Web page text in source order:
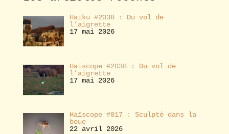
Haïku #2038 : Du vol de
l’aigrette
17 mai 2026
Haïscope #2038 : Du vol de
l’aigrette
17 mai 2026
Haïscope #817 : Sculpté dans la
boue
22 avril 2026